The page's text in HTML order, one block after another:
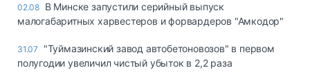
02.08 В Минске запустили серийный выпуск
малогабаритных харвестеров и форвардеров "Амкодор"
31.07
"Туймазинский завод автобетоновозов" в первом
полугодии увеличил чистый убыток в 2,2 раза